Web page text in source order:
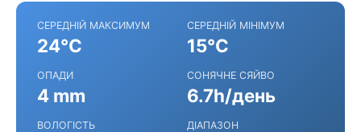
СЕРЕДНІЙ МАКСИМУМ
24°C
СЕРЕДНІЙ МІНІМУМ
15°C
ОПАДИ
4 mm
СОНЯЧНЕ СЯЙВО
6.7h/день
ВОЛОГІСТЬ ДІАПАЗОН